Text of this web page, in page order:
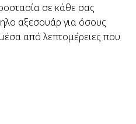
σε κάθε σας
αξεσουάρ για όσους
από λεπτομέρειες που